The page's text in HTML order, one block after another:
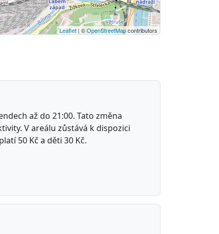
Leaflet| ©OpenStreetMapcontributors
až do 21:00. Tato změna
V areálu zůstává k dispozici
50 Kč a děti 30 Kč.